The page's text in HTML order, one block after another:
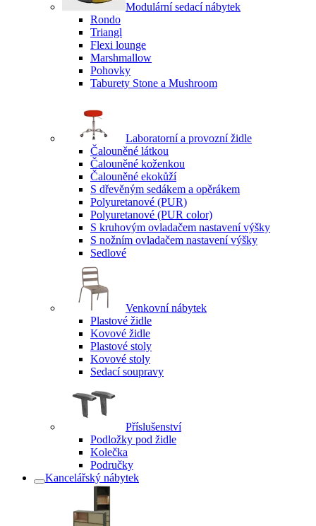
Modulární sedací nábytek
Rondo
Triangl
Flexi lounge
Marshmallow
Pohovky
Taburety Stone a Mushroom
Laboratorní a provozní židle
Čalouněné látkou
Čalouněné koženkou
Čalouněné ekokůží
S dřevěným sedákem a opěrákem
Polyuretanové (PUR)
Polyuretanové (PUR color)
S kruhovým ovladačem nastavení výšky
S nožním ovladačem nastavení výšky
Sedlové
Venkovní nábytek
Plastové židle
Kovové židle
Plastové stoly
Kovové stoly
Sedací soupravy
Příslušenství
Podložky pod židle
Kolečka
Područky
Kancelářský nábytek